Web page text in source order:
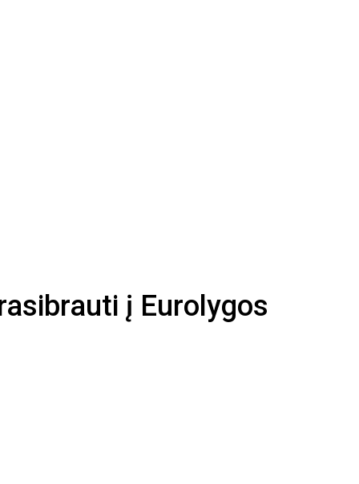
į Eurolygos